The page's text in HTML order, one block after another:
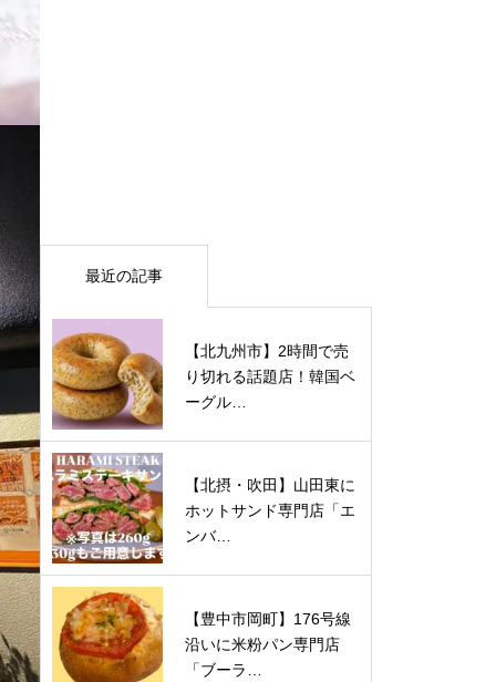
最近の記事
【北九州市】2時間で売
り切れる話題店！韓国ベ
ーグル…
【北摂・吹田】山田東に
ホットサンド専門店「エ
ンバ…
【豊中市岡町】176号線
沿いに米粉パン専門店
「ブーラ…